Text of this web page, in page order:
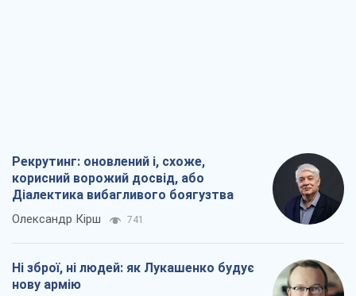
Рекрутинг: оновлений і, схоже,
корисний ворожий досвід, або
Діалектика вибагливого боягузтва
Олександр Кірш 741
Ні зброї, ні людей: як Лукашенко будує
нову армію